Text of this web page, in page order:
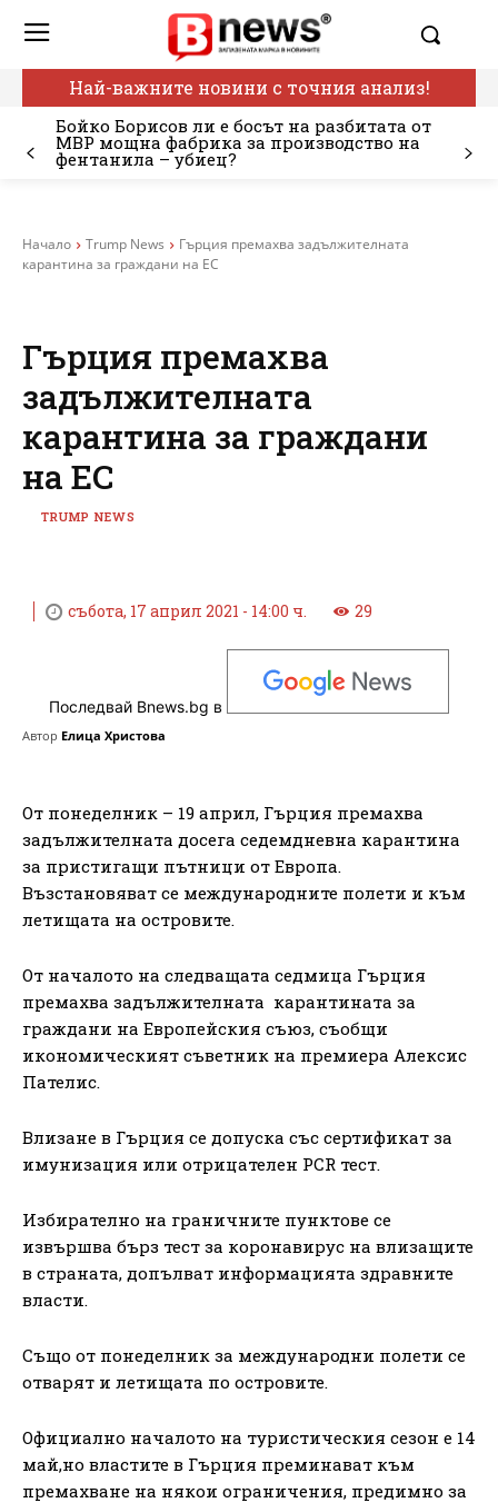
Най-важните новини с точния анализ!
Бойко Борисов ли е босът на разбитата от
МВР мощна фабрика за производство на
фентанила – убиец?
Начало Trump News
Гърция премахва задължителната
карантина за граждани на ЕС
Гърция премахва
задължителната
карантина за граждани
на ЕС
TRUMP NEWS
събота, 17 април 2021 - 14:00 ч. 29
Последвай Bnews.bg в
Автор Елица Христова
От понеделник – 19 април, Гърция премахва
задължителната досега седемдневна карантина
за пристигащи пътници от Европа.
Възстановяват се международните полети и към
летищата на островите.
От началото на следващата седмица Гърция
премахва задължителната карантината за
граждани на Европейския съюз, съобщи
икономическият съветник на премиера Алексис
Пателис.
Влизане в Гърция се допуска със сертификат за
имунизация или отрицателен PCR тест.
Избирателно на граничните пунктове се
извършва бърз тест за коронавирус на влизащите
в страната, допълват информацията здравните
власти.
Също от понеделник за международни полети се
отварят и летищата по островите.
Официално началото на туристическия сезон е 14
май,но властите в Гърция преминават към
премахване на някои ограничения, предимно за